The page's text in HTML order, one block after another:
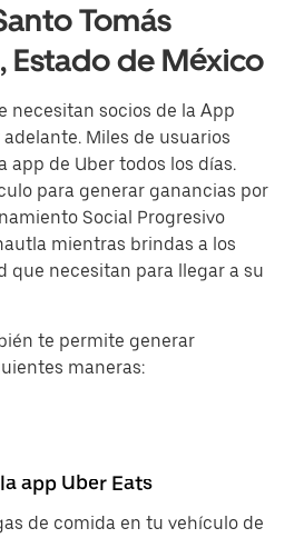
Tomás
Estado de México
necesitan socios de la App
Miles de usuarios
app de Uber todos los días.
para generar ganancias por
Social Progresivo
mientras brindas a los
que necesitan para llegar a su
te permite generar
maneras:
app Uber Eats
de comida en tu vehículo de